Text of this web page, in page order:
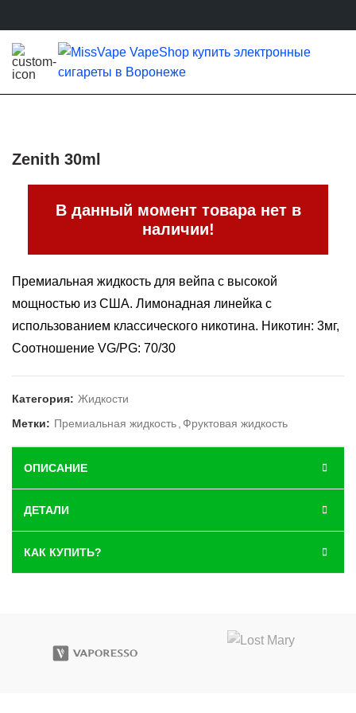
Zenith 30ml
В данный момент товара нет в
наличии!
Премиальная жидкость для вейпа с высокой
мощностью из США. Лимонадная линейка с
использованием классического никотина. Никотин: 3мг,
Соотношение VG/PG: 70/30
Категория: Жидкости
Метки: Премиальная жидкость Фруктовая жидкость
ОПИСАНИЕ
ДЕТАЛИ
КАК КУПИТЬ?